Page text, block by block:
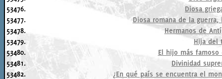
53476.
Diosa
53477.
Diosa romana de la
53478.
Hermanos de
53479.
Hija del
53480.
El hijo más famoso
53481.
Divinidad
53482.
¿En qué país se encuentra el